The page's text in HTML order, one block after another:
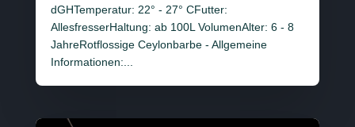
dGHTemperatur: 22° - 27° CFutter:
AllesfresserHaltung: ab 100L VolumenAlter: 6 - 8
JahreRotflossige Ceylonbarbe - Allgemeine
Informationen:...